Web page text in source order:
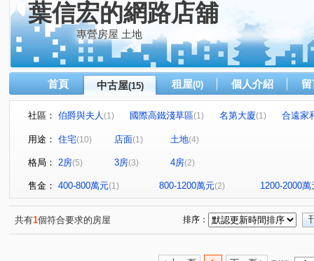
葉信宏的網路店舖
專營房屋 土地
首頁 中古屋(15) 租屋(0) 個人介紹
社區： 伯爵與夫人(1) 國際高鐵淺草區(1) 名第大廈(1)
合遠家
東京線上
(1)
南東路 中園路 龍岡路一段
松義一街(1) 龍慈路(1)
用途： 住宅(10) 店面(1) 土地(4)
格局： 2房(5) 3房(3) 4房(2)
售金： 400-800萬元(1) 800-1200萬元(2) 1200-2000萬
共有1個符合要求的房屋 排序：